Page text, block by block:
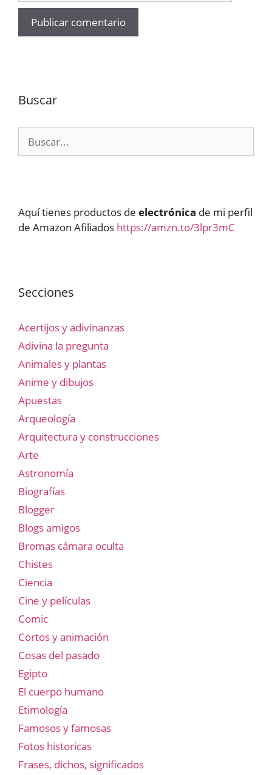
Buscar
Aquí tienes productos de electrónica de mi perfil
de Amazon Afiliados https://amzn.to/3lpr3mC
Secciones
Acertijos y adivinanzas
Adivina la pregunta
Animales y plantas
Anime y dibujos
Apuestas
Arqueología
Arquitectura y construcciones
Arte
Astronomía
Biografías
Blogger
Blogs amigos
Bromas cámara oculta
Chistes
Ciencia
Cine y películas
Comic
Cortos y animación
Cosas del pasado
Egipto
El cuerpo humano
Etimología
Famosos y famosas
Fotos historicas
Frases, dichos, significados